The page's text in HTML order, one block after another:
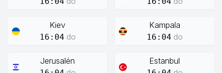
Kiev
16:04 do
Kampala
16:04 do
Jerusalén Estanbul